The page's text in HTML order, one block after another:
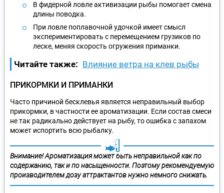
В фидерной ловле активизации рыбы помогает смена
длины поводка.
При ловле поплавочной удочкой имеет смысл
экспериментировать с перемещением грузиков по
леске, меняя скорость огружения приманки.
Читайте также: Влияние ветра на клев рыбы
ПРИКОРМКИ И ПРИМАНКИ
Часто причиной бесклевья является неправильный выбор
прикормки, в частности ее ароматизации. Если состав смеси
не так радикально действует на рыбу, то ошибка с запахом
может испортить всю рыбалку.
Внимание! Ароматизация может быть неправильной как по
содержанию, так и по насыщенности. Поэтому рекомендуемую
производителем дозу аттрактантов нужно немного снижать.